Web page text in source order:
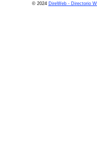
© 2024 DireWeb - Directorio